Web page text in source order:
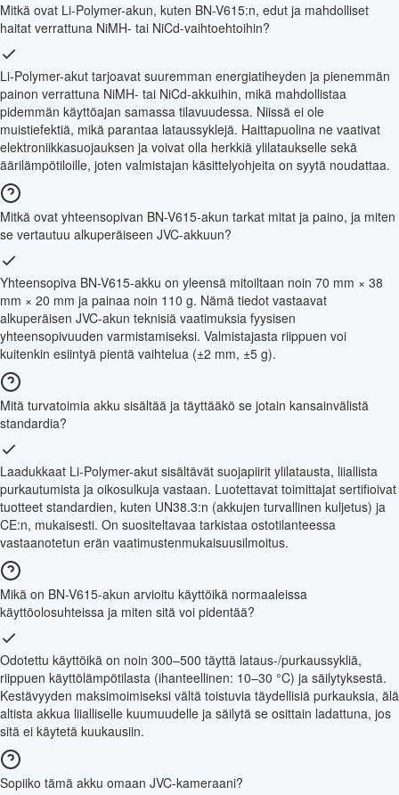
Mitkä ovat Li-Polymer-akun, kuten BN-V615:n, edut ja mahdolliset
haitat verrattuna NiMH- tai NiCd-vaihtoehtoihin?
Li-Polymer-akut tarjoavat suuremman energiatiheyden ja pienemmän
painon verrattuna NiMH- tai NiCd-akkuihin, mikä mahdollistaa
pidemmän käyttöajan samassa tilavuudessa. Niissä ei ole
muistiefektiä, mikä parantaa lataussyklejä. Haittapuolina ne vaativat
elektroniikkasuojauksen ja voivat olla herkkiä ylilataukselle sekä
äärilämpötiloille, joten valmistajan käsittelyohjeita on syytä noudattaa.
Mitkä ovat yhteensopivan BN-V615-akun tarkat mitat ja paino, ja miten
se vertautuu alkuperäiseen JVC-akkuun?
Yhteensopiva BN-V615-akku on yleensä mitoiltaan noin 70 mm × 38
mm × 20 mm ja painaa noin 110 g. Nämä tiedot vastaavat
alkuperäisen JVC-akun teknisiä vaatimuksia fyysisen
yhteensopivuuden varmistamiseksi. Valmistajasta riippuen voi
kuitenkin esiintyä pientä vaihtelua (±2 mm, ±5 g).
Mitä turvatoimia akku sisältää ja täyttääkö se jotain kansainvälistä
standardia?
Laadukkaat Li-Polymer-akut sisältävät suojapiirit ylilatausta, liiallista
purkautumista ja oikosulkuja vastaan. Luotettavat toimittajat sertifioivat
tuotteet standardien, kuten UN38.3:n (akkujen turvallinen kuljetus) ja
CE:n, mukaisesti. On suositeltavaa tarkistaa ostotilanteessa
vastaanotetun erän vaatimustenmukaisuusilmoitus.
Mikä on BN-V615-akun arvioitu käyttöikä normaaleissa
käyttöolosuhteissa ja miten sitä voi pidentää?
Odotettu käyttöikä on noin 300–500 täyttä lataus-/purkaussykliä,
riippuen käyttölämpötilasta (ihanteellinen: 10–30 °C) ja säilytyksestä.
Kestävyyden maksimoimiseksi vältä toistuvia täydellisiä purkauksia, älä
altista akkua liialliselle kuumuudelle ja säilytä se osittain ladattuna, jos
sitä ei käytetä kuukausiin.
Sopiiko tämä akku omaan JVC-kameraani?